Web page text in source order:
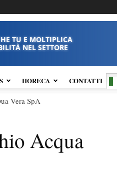
TU E MOLTIPLICA
NEL SETTORE
HORECA CONTATTI
Vera SpA
Acqua